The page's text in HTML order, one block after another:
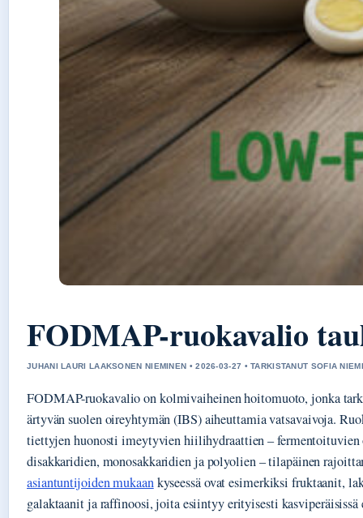
FODMAP-ruokavalio
JUHANI LAURI LAAKSONEN NIEMINEN • 2026-03-27 • TARKISTANUT SOFIA NIEMI
FODMAP-ruokavalio on kolmivaiheinen hoitomuoto, jonka
ärtyvän suolen oireyhtymän (IBS) aiheuttamia vatsavaivoja.
tiettyjen huonosti imeytyvien hiilihydraattien – fermentoituvien
disakkaridien, monosakkaridien ja polyolien – tilapäinen
asiantuntijoiden mukaankyseessä ovat esimerkiksi fruktaanit,
galaktaanit ja raffinoosi, joita esiintyy erityisesti